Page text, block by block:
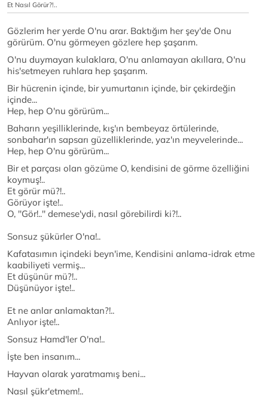
Et Nasıl Görür?!..
Gözlerim her yerde O'nu arar. Baktığım her şey'de Onu
görürüm. O'nu görmeyen gözlere hep şaşarım.
O'nu duymayan kulaklara, O'nu anlamayan akıllara, O'nu
his'setmeyen ruhlara hep şaşarım.
Bir hücrenin içinde, bir yumurtanın içinde, bir çekirdeğin
içinde...
Hep, hep O'nu görürüm...
Baharın yeşilliklerinde, kış'ın bembeyaz örtülerinde,
sonbahar'ın sapsarı güzelliklerinde, yaz'ın meyvelerinde...
Hep, hep O'nu görürüm...
Bir et parçası olan gözüme O, kendisini de görme özelliğini
koymuş!..
Et görür mü?!..
Görüyor işte!..
O, ''Gör!..'' demese'ydi, nasıl görebilirdi ki?!..
Sonsuz şükürler O'na!..
Kafatasımın içindeki beyn'ime, Kendisini anlama-idrak etme
kaabiliyeti vermiş...
Et düşünür mü?!..
Düşünüyor işte!..
Et ne anlar anlamaktan?!..
Anlıyor işte!..
Sonsuz Hamd'ler O'na!..
İşte ben insanım...
Hayvan olarak yaratmamış beni...
Nasıl şükr'etmem!..